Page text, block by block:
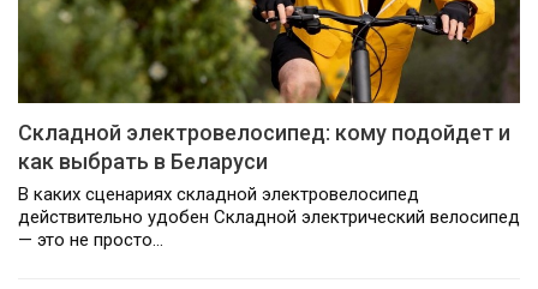
Складной электровелосипед: кому подойдет и
как выбрать в Беларуси
В каких сценариях складной электровелосипед
действительно удобен Складной электрический велосипед
— это не просто…